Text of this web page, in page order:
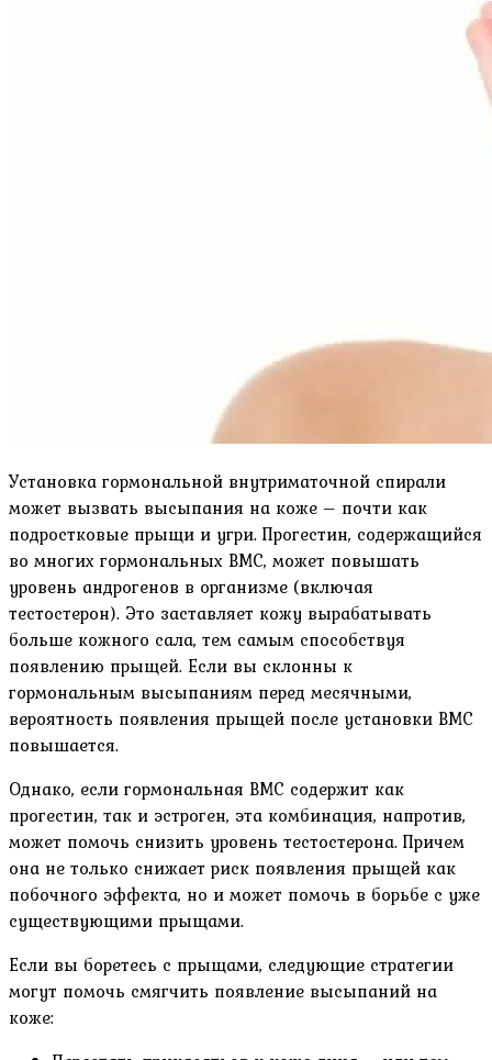
Установка гормональной внутриматочной спирали
может вызвать высыпания на коже – почти как
подростковые прыщи и угри. Прогестин, содержащийся
во многих гормональных ВМС, может повышать
уровень андрогенов в организме (включая
тестостерон). Это заставляет кожу вырабатывать
больше кожного сала, тем самым способствуя
появлению прыщей. Если вы склонны к
гормональным высыпаниям перед месячными,
вероятность появления прыщей после установки ВМС
повышается.
Однако, если гормональная ВМС содержит как
прогестин, так и эстроген, эта комбинация, напротив,
может помочь снизить уровень тестостерона. Причем
она не только снижает риск появления прыщей как
побочного эффекта, но и может помочь в борьбе с уже
существующими прыщами.
Если вы боретесь с прыщами, следующие стратегии
могут помочь смягчить появление высыпаний на
коже: